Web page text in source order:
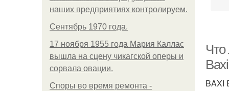
наших предприятиях контролируем.
Сентябрь 1970 года.
17 ноября 1955 года Мария Каллас
вышла на сцену чикагской оперы и
сорвала овации.
Споры во время ремонта -
BAXI